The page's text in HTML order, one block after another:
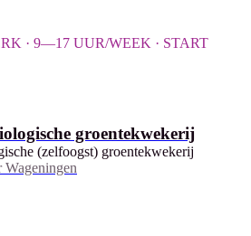
· 9—17 UUR/WEEK · START
groentekwekerij
(zelfoogst) groentekwekerij
Wageningen